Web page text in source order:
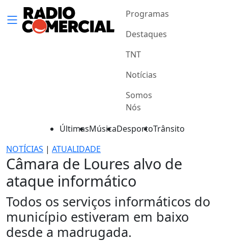
Programas
Destaques
TNT
Notícias
Somos
Nós
ÚltimasMúsicaDesportoTrânsito
NOTÍCIAS | ATUALIDADE
Câmara de Loures alvo de
ataque informático
Todos os serviços informáticos do
município estiveram em baixo
desde a madrugada.